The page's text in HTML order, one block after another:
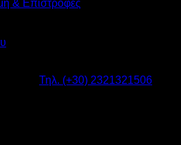
& Επιστροφές
Τηλ. (+30) 2321321506